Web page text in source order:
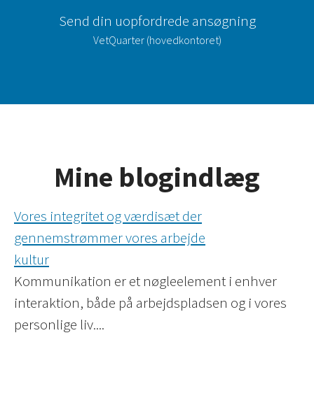
Send din uopfordrede ansøgning
VetQuarter (hovedkontoret)
Mine blogindlæg
Vores integritet og værdisæt der
gennemstrømmer vores arbejde
kultur
Kommunikation er et nøgleelement i enhver
interaktion, både på arbejdspladsen og i vores
personlige liv....